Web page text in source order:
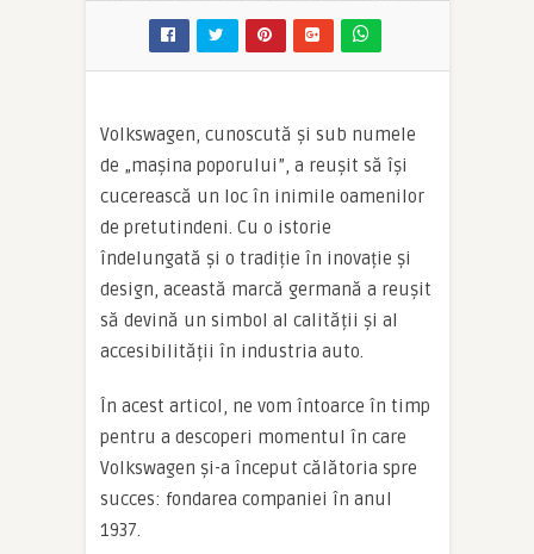
Volkswagen, cunoscută și sub numele
de „mașina poporului”, a reușit să își
cucerească un loc în inimile oamenilor
de pretutindeni. Cu o istorie
îndelungată și o tradiție în inovație și
design, această marcă germană a reușit
să devină un simbol al calității și al
accesibilității în industria auto.
În acest articol, ne vom întoarce în timp
pentru a descoperi momentul în care
Volkswagen și-a început călătoria spre
succes: fondarea companiei în anul
1937.